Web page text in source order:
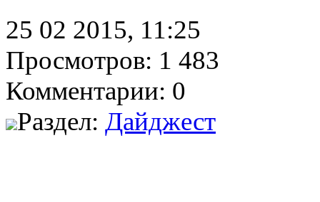
25 02 2015, 11:25
Просмотров: 1 483
Комментарии: 0
Раздел: Дайджест